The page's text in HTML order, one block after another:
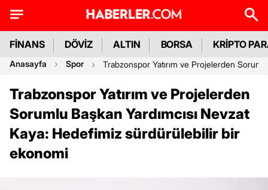
FİNANS DÖVİZ ALTIN BORSA KRİPTO
Anasayfa Spor Trabzonspor Yatırım ve Projelerden
Trabzonspor Yatırım ve Projelerden
Sorumlu Başkan Yardımcısı Nevzat
Kaya: Hedefimiz sürdürülebilir bir
ekonomi